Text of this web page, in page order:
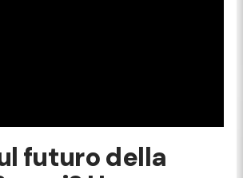
futuro della